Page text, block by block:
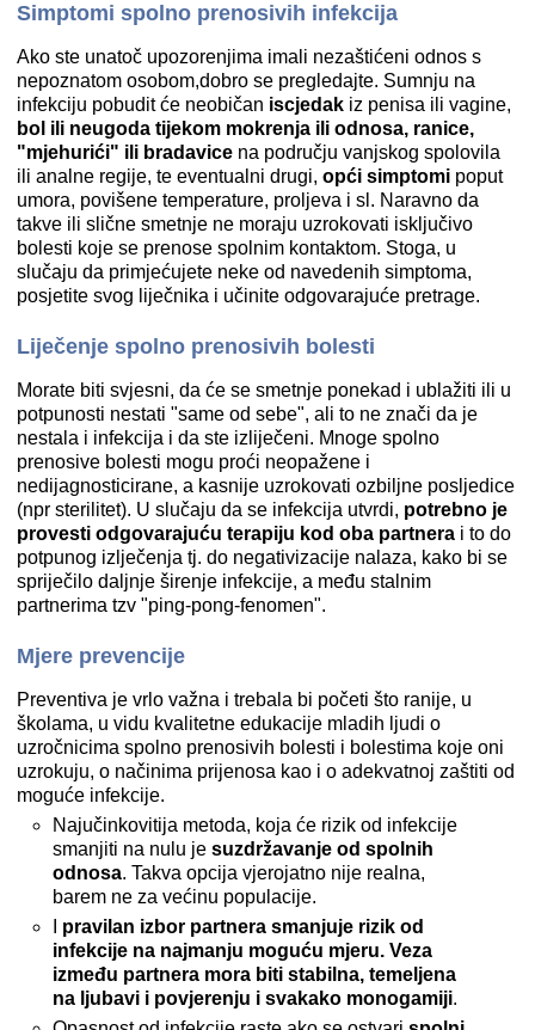
Simptomi spolno prenosivih infekcija
Ako ste unatoč upozorenjima imali nezaštićeni odnos s
nepoznatom osobom,dobro se pregledajte. Sumnju na
infekciju pobudit će neobičan iscjedak iz penisa ili vagine,
bol ili neugoda tijekom mokrenja ili odnosa, ranice,
"mjehurići" ili bradavice na području vanjskog spolovila
ili analne regije, te eventualni drugi, opći simptomi poput
umora, povišene temperature, proljeva i sl. Naravno da
takve ili slične smetnje ne moraju uzrokovati isključivo
bolesti koje se prenose spolnim kontaktom. Stoga, u
slučaju da primjećujete neke od navedenih simptoma,
posjetite svog liječnika i učinite odgovarajuće pretrage.
Liječenje spolno prenosivih bolesti
Morate biti svjesni, da će se smetnje ponekad i ublažiti ili u
potpunosti nestati "same od sebe", ali to ne znači da je
nestala i infekcija i da ste izliječeni. Mnoge spolno
prenosive bolesti mogu proći neopažene i
nedijagnosticirane, a kasnije uzrokovati ozbiljne posljedice
(npr sterilitet). U slučaju da se infekcija utvrdi, potrebno je
provesti odgovarajuću terapiju kod oba partnera i to do
potpunog izlječenja tj. do negativizacije nalaza, kako bi se
spriječilo daljnje širenje infekcije, a među stalnim
partnerima tzv "ping-pong-fenomen".
Mjere prevencije
Preventiva je vrlo važna i trebala bi početi što ranije, u
školama, u vidu kvalitetne edukacije mladih ljudi o
uzročnicima spolno prenosivih bolesti i bolestima koje oni
uzrokuju, o načinima prijenosa kao i o adekvatnoj zaštiti od
moguće infekcije.
Najučinkovitija metoda, koja će rizik od infekcije
smanjiti na nulu je suzdržavanje od spolnih
odnosa. Takva opcija vjerojatno nije realna,
barem ne za većinu populacije.
pravilan izbor partnera smanjuje rizik od
infekcije na najmanju moguću mjeru. Veza
između partnera mora biti stabilna, temeljena
na ljubavi i povjerenju i svakako monogamiji.